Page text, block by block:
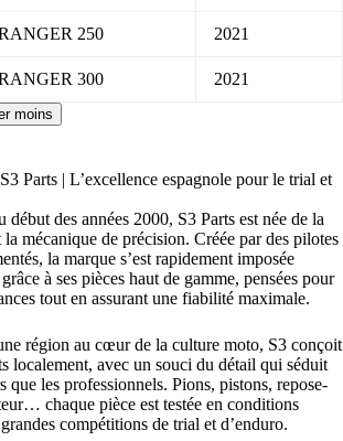
250 2021
300 2021
Parts | L’excellence espagnole pour le trial et
début des années 2000, S3 Parts est née de la
mécanique de précision. Créée par des pilotes
la marque s’est rapidement imposée
à ses pièces haut de gamme, pensées pour
tout en assurant une fiabilité maximale.
région au cœur de la culture moto, S3 conçoit
localement, avec un souci du détail qui séduit
que les professionnels. Pions, pistons, repose-
chaque pièce est testée en conditions
compétitions de trial et d’enduro.